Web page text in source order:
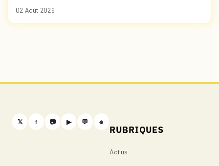
02 Août 2026
𝕏 f 📷 ▶ 💬 ⎈
RUBRIQUES
Actus